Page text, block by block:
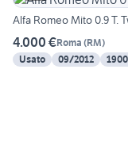
Alfa Romeo Mito 0.9 T.
4.000 €Roma (RM)
Usato
09/2012